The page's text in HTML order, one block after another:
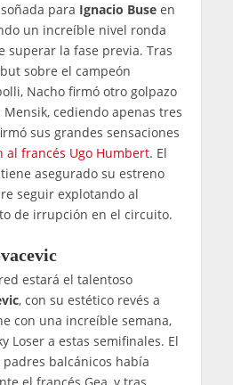
para Ignacio Buseen
un increíble nivel ronda
superar la fase previa. Tras
sobre el campeón
Nacho firmó otro golpazo
Mensik, cediendo apenas tres
sus grandes sensaciones
francés Ugo Humbert. El
asegurado su estreno
seguir explotando al
de irrupción en el circuito.
estará el talentoso
, con su estético revés a
con una increíble semana,
Loser a estas semifinales. El
balcánicos había